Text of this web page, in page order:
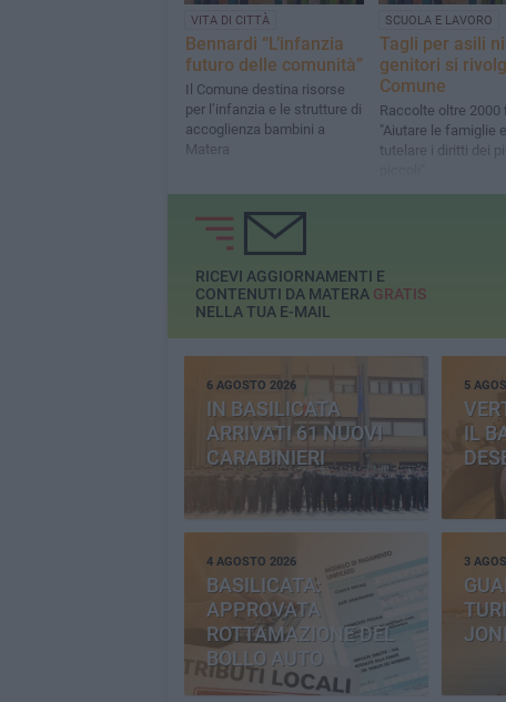
VITA DI CITTÀ
Bennardi “L’infanzia
futuro delle comunità”
Il Comune destina risorse
per l’infanzia e le strutture di
accoglienza bambini a
Matera
SCUOLA E LAVORO
Tagli per asili
genitori si
Comune
Raccolte oltre 2000
"Aiutare le famiglie e
tutelare i diritti dei
RICEVI AGGIORNAMENTI E
CONTENUTI DA MATERA GRATIS
NELLA TUA E-MAIL
6 AGOSTO 2026
IN BASILICATA
ARRIVATI 61 NUOVI
CARABINIERI
5
IL
4 AGOSTO 2026
BASILICATA:
APPROVATA
ROTTAMAZIONE DEL
BOLLO AUTO
3